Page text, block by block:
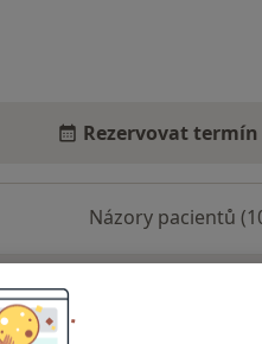
Rezervovat termín
Názory pacientů